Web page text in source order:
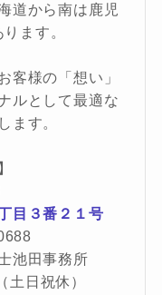
道から南は鹿児
ます。
客様の「想い」
ルとして最適な
ます。
目３番２１号
池田事務所
日祝休）